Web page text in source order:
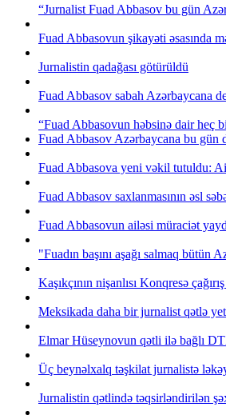
“Jurnalist Fuad Abbasov bu gün
Fuad Abbasovun şikayəti əsasında
Jurnalistin qadağası götürüldü
Fuad Abbasov sabah Azərbaycana
“Fuad Abbasovun həbsinə dair heç
Fuad Abbasov Azərbaycana bu gün
Fuad Abbasova yeni vəkil tutuldu:
Fuad Abbasov saxlanmasının əsl
Fuad Abbasovun ailəsi müraciət
"Fuadın başını aşağı salmaq bütün
Kaşıkçının nişanlısı Konqresə
Meksikada daha bir jurnalist qətlə
Elmar Hüseynovun qətli ilə bağlı
Üç beynəlxalq təşkilat jurnalistə
Jurnalistin qətlində təqsirləndirilən